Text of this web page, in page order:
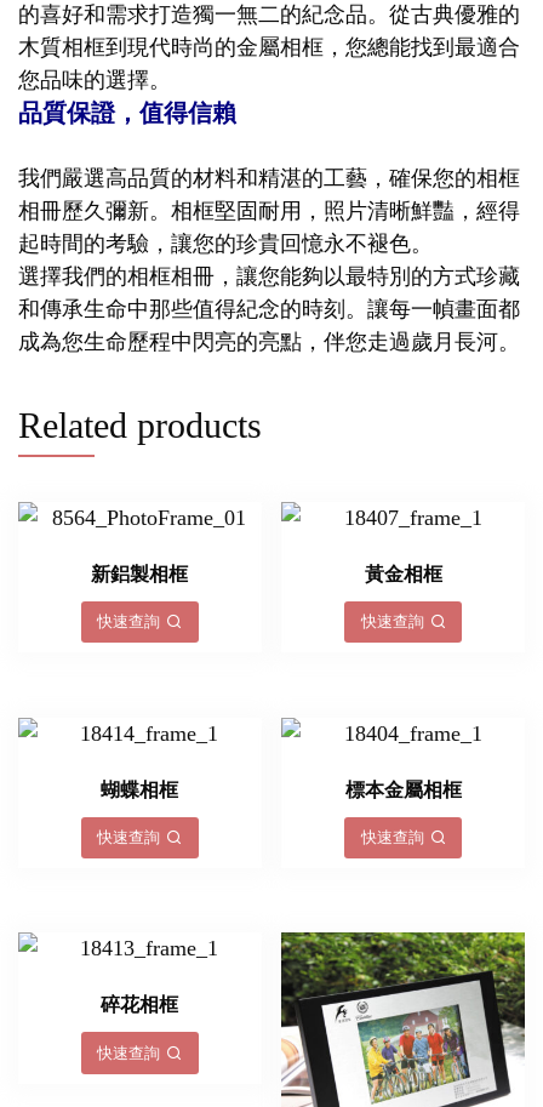
的喜好和需求打造獨一無二的紀念品。從古典優雅的
木質相框到現代時尚的金屬相框，您總能找到最適合
您品味的選擇。
品質保證，值得信賴
我們嚴選高品質的材料和精湛的工藝，確保您的相框
相冊歷久彌新。相框堅固耐用，照片清晰鮮豔，經得
起時間的考驗，讓您的珍貴回憶永不褪色。
選擇我們的相框相冊，讓您能夠以最特別的方式珍藏
和傳承生命中那些值得紀念的時刻。讓每一幀畫面都
成為您生命歷程中閃亮的亮點，伴您走過歲月長河。
Related products
新鋁製相框
快速查詢
黃金相框
快速查詢
蝴蝶相框
快速查詢
標本金屬相框
快速查詢
碎花相框
快速查詢